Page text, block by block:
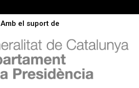
Amb el suport de